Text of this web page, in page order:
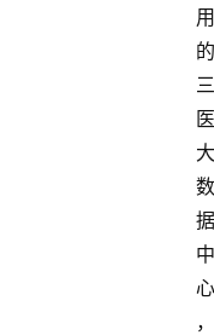
用
的
三
医
大
数
据
中
心
，